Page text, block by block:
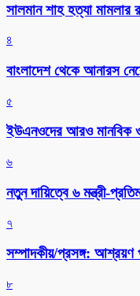
সালমান শাহ হত্যা মামলার
৪
বাংলাদেশ থেকে আনারস
৫
ইউএনওদের আরও মানবিক ও
৬
নতুন দায়িত্বে ৬ মন্ত্রী-
৭
সম্পাদকীয়/প্রসঙ্গ: আশ্রয়ণ
৮